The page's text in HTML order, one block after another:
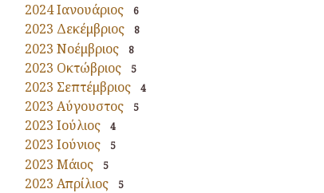
2024 Ιανουάριος 6
2023 Δεκέμβριος 8
2023 Νοέμβριος 8
2023 Οκτώβριος 5
2023 Σεπτέμβριος 4
2023 Αύγουστος 5
2023 Ιούλιος 4
2023 Ιούνιος 5
2023 Μάιος 5
2023 Απρίλιος 5